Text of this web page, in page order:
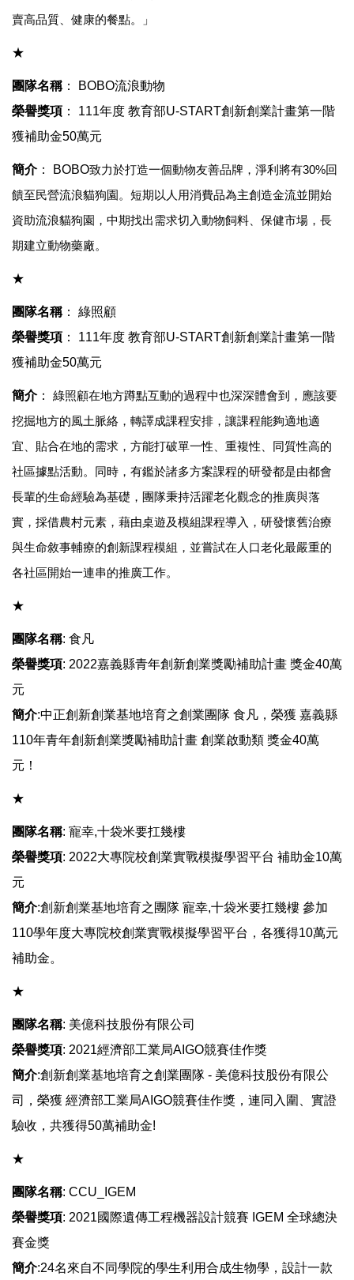
賣高品質、健康的餐點。」
★
團隊名稱： BOBO流浪動物
榮譽獎項 ： 111年度 教育部U-START創新創業計畫第一階
獲補助金50萬元
簡介： BOBO致力於打造一個動物友善品牌，淨利將有30%回
饋至民營流浪貓狗園。短期以人用消費品為主創造金流並開始
資助流浪貓狗園，中期找出需求切入動物飼料、保健市場，長
期建立動物藥廠。
★
團隊名稱： 綠照顧
榮譽獎項 ： 111年度 教育部U-START創新創業計畫第一階
獲補助金50萬元
簡介：
綠照顧在地方蹲點互動的過程中也深深體會到，應該要
挖掘地方的風土脈絡，轉譯成課程安排，讓課程能夠適地適
宜、貼合在地的需求，方能打破單一性、重複性、同質性高的
社區據點活動。同時，有鑑於諸多方案課程的研發都是由都會
長輩的生命經驗為基礎，團隊秉持活躍老化觀念的推廣與落
實，採借農村元素，藉由桌遊及模組課程導入，研發懷舊治療
與生命敘事輔療的創新課程模組，並嘗試在人口老化最嚴重的
各社區開始一連串的推廣工作。
​​​​​​★
團隊名稱: 食凡
榮譽獎項: 2022嘉義縣青年創新創業獎勵補助計畫 獎金40萬
元
簡介:中正創新創業基地培育之創業團隊 食凡，榮獲 嘉義縣
110年青年創新創業獎勵補助計畫 創業啟動類 獎金40萬
元！
​​​​​​★
團隊名稱: 寵幸,十袋米要扛幾樓
榮譽獎項: 2022大專院校創業實戰模擬學習平台 補助金10萬
元
簡介:創新創業基地培育之團隊 寵幸,十袋米要扛幾樓 參加
110學年度大專院校創業實戰模擬學習平台，各獲得10萬元
補助金。
​​​​​​★
團隊名稱: 美億科技股份有限公司
榮譽獎項: 2021經濟部工業局AIGO競賽佳作獎
簡介:創新創業基地培育之創業團隊 - 美億科技股份有限公
司，榮獲 經濟部工業局AIGO競賽佳作獎，連同入圍、實證
驗收，共獲得50萬補助金!
​​​​​​★
團隊名稱: CCU_IGEM
榮譽獎項: 2021國際遺傳工程機器設計競賽 IGEM 全球總決
賽金獎
簡介:24名來自不同學院的學生利用合成生物學，設計一款